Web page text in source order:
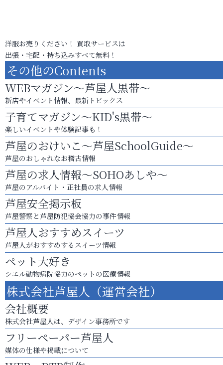
洋服お売りください！ 買取サービスは
出張・宅配・持ち込みすべて無料！
その他のContents
WEBマガジン～芦屋人黒帯～
新店やイベント情報、最新トピックス
子育てマガジン～KID's黒帯～
楽しいイベントや体験記事も！
芦屋のおけいこ～芦屋SchoolGuide～
芦屋のおしゃれなお稽古情報
芦屋の求人情報～SOHOあしや～
芦屋のアルバイト・正社員の求人情報
芦屋安全掲示板
芦屋警察と芦屋防犯協会協力の事件情報
芦屋人おすすめスイーツ
芦屋人がおすすめするスイーツ情報
ペット大好き
シエル動物病院協力のペットの医療情報
株式会社芦屋人（運営会社）
会社概要
株式会社芦屋人は、デザイン事務所です
フリーペーパー芦屋人
媒体の仕様や掲載について